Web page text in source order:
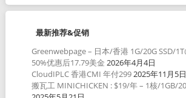
最新推荐&促销
Greenwebpage – 日本/香港 1G/20G SSD/
50%优惠后17.79美金 2026年4月4日
CloudIPLC 香港CMI 年付2992025年11月5日
搬瓦工 MINICHICKEN : $19/年 – 1核/1GB/